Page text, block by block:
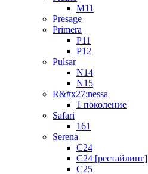
M11
Presage
Primera
P11
P12
Pulsar
N14
N15
R&#x27;nessa
1 поколение
Safari
161
Serena
C24
C24 [рестайлинг]
C25